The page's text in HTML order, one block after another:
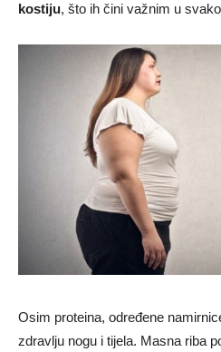
kostiju, što ih čini važnim u
Osim proteina, određene
zdravlju nogu i tijela. Masna riba